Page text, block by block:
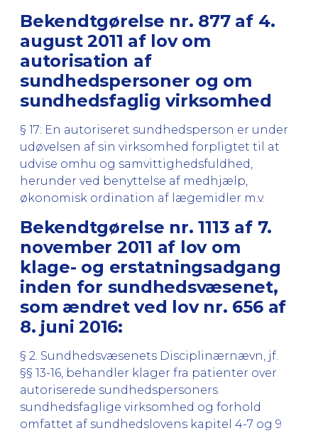
Bekendtgørelse nr. 877 af 4.
august 2011 af lov om
autorisation af
sundhedspersoner og om
sundhedsfaglig virksomhed
§ 17: En autoriseret sundhedsperson er under
udøvelsen af sin virksomhed forpligtet til at
udvise omhu og samvittighedsfuldhed,
herunder ved benyttelse af medhjælp,
økonomisk ordination af lægemidler m.v.
Bekendtgørelse nr. 1113 af 7.
november 2011 af lov om
klage- og erstatningsadgang
inden for sundhedsvæsenet,
som ændret ved lov nr. 656 af
8. juni 2016:
§ 2. Sundhedsvæsenets Disciplinærnævn, jf.
§§ 13-16, behandler klager fra patienter over
autoriserede sundhedspersoners
sundhedsfaglige virksomhed og forhold
omfattet af sundhedslovens kapitel 4-7 og 9